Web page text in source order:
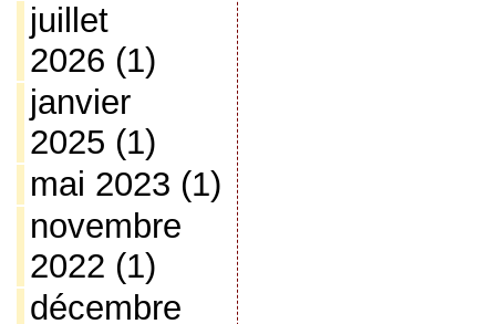
juillet
2026 (1)
janvier
2025 (1)
mai 2023 (1)
novembre
2022 (1)
décembre